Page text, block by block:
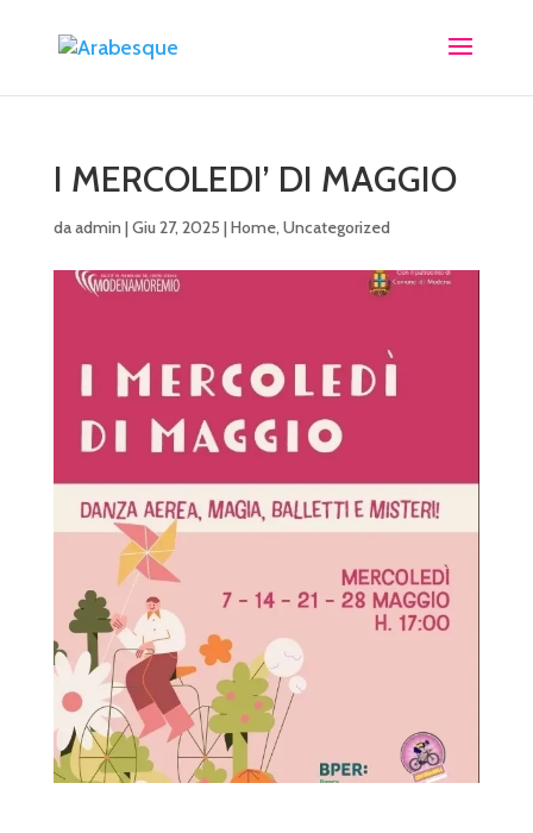
I MERCOLEDI’ DI MAGGIO
daadmin |Giu 27, 2025 |Home,Uncategorized